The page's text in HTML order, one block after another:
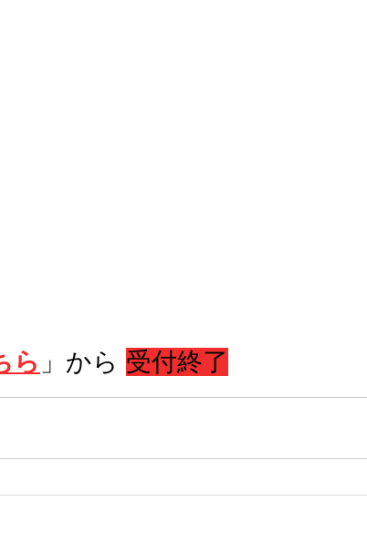
ら 」から 受付終了